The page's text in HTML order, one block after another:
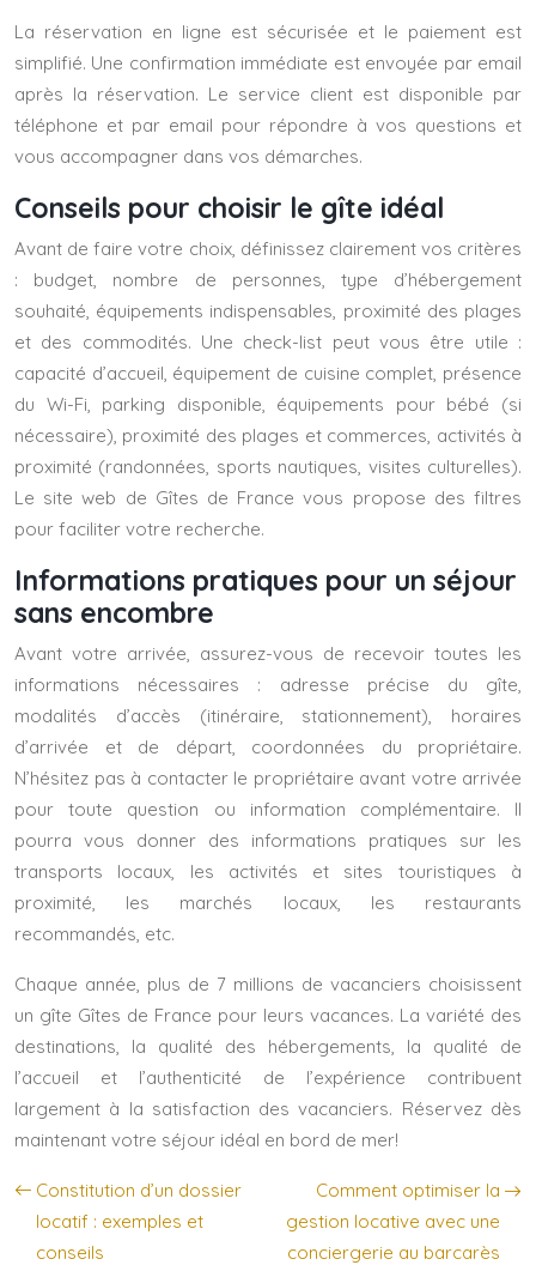
La réservation en ligne est sécurisée et le paiement est
simplifié. Une confirmation immédiate est envoyée par email
après la réservation. Le service client est disponible par
téléphone et par email pour répondre à vos questions et
vous accompagner dans vos démarches.
Conseils pour choisir le gîte idéal
Avant de faire votre choix, définissez clairement vos critères
: budget, nombre de personnes, type d’hébergement
souhaité, équipements indispensables, proximité des plages
et des commodités. Une check-list peut vous être utile :
capacité d’accueil, équipement de cuisine complet, présence
du Wi-Fi, parking disponible, équipements pour bébé (si
nécessaire), proximité des plages et commerces, activités à
proximité (randonnées, sports nautiques, visites culturelles).
Le site web de Gîtes de France vous propose des filtres
pour faciliter votre recherche.
Informations pratiques pour un séjour
sans encombre
Avant votre arrivée, assurez-vous de recevoir toutes les
informations nécessaires : adresse précise du gîte,
modalités d’accès (itinéraire, stationnement), horaires
d’arrivée et de départ, coordonnées du propriétaire.
N’hésitez pas à contacter le propriétaire avant votre arrivée
pour toute question ou information complémentaire. Il
pourra vous donner des informations pratiques sur les
transports locaux, les activités et sites touristiques à
proximité, les marchés locaux, les restaurants
recommandés, etc.
Chaque année, plus de 7 millions de vacanciers choisissent
un gîte Gîtes de France pour leurs vacances. La variété des
destinations, la qualité des hébergements, la qualité de
l’accueil et l’authenticité de l’expérience contribuent
largement à la satisfaction des vacanciers. Réservez dès
maintenant votre séjour idéal en bord de mer!
Constitution d’un dossier
locatif : exemples et
conseils
Comment optimiser la
gestion locative avec une
conciergerie au barcarès